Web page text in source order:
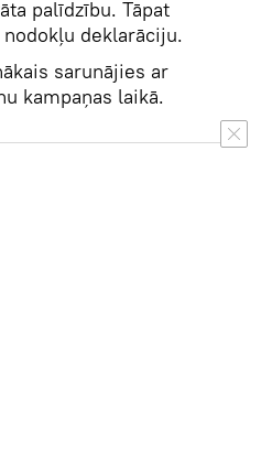
palīdzību. Tāpat
deklarāciju.
sarunājies ar
kampaņas laikā.